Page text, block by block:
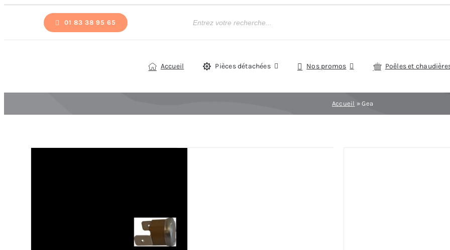
01 83 38 95 65
de
Accueil Pièces détachées Nos promos Poêles et
Accueil »Gea